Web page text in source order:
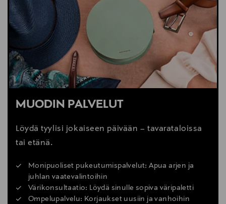
MUODIN PALVELUT
Löydä tyylisi jokaiseen päivään – tavarataloissa
tai etänä.
Monipuoliset pukeutumispalvelut: Apua arjen ja
juhlan vaatevalintoihin
Värikonsultaatio: Löydä sinulle sopiva väripaletti
Ompelupalvelu: Korjaukset uusiin ja vanhoihin